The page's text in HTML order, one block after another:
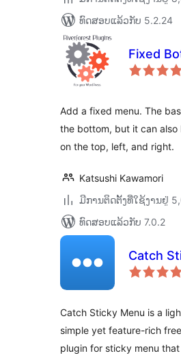
ທົດສອບແລ້ວກັບ 5.2.24
Fixed
Add a fixed menu. The
the bottom, but it can also
on the top, left, and right.
Katsushi Kawamori
ມີການຕິດຕັ້ງທີ່ໃຊ້ງານຢູ່
ທົດສອບແລ້ວກັບ 7.0.2
Catch
Catch Sticky Menu is a
simple yet feature-rich
plugin for sticky menu